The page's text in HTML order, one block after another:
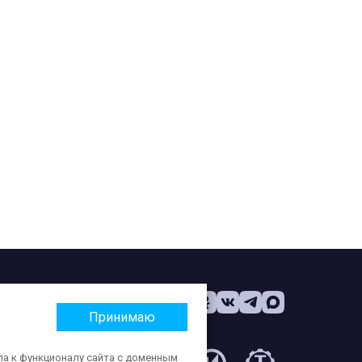
Принимаю
к функционалу сайта с доменным